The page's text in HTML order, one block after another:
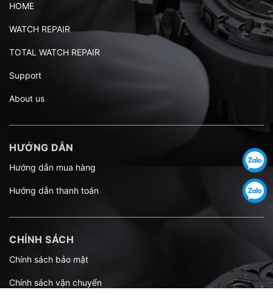
HOME
WATCH REPAIR
TOTAL WATCH REPAIR
Support
About us
HƯỚNG DẪN
Hướng dẫn mua hàng
Hướng dẫn thanh toán
CHÍNH SÁCH
Chính sách bảo mật
Chính sách vận chuyển